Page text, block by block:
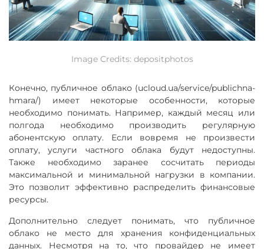
Image Credits: depositphotos
Конечно, публичное облако (ucloud.ua/service/publichna-
hmara/) имеет некоторые особенности, которые
необходимо понимать. Например, каждый месяц или
полгода необходимо производить регулярную
абонентскую оплату. Если вовремя не произвести
оплату, услуги частного облака будут недоступны.
Также необходимо заранее сосчитать периоды
максимальной и минимальной нагрузки в компании.
Это позволит эффективно распределить финансовые
ресурсы.
Дополнительно следует понимать, что публичное
облако не место для хранения конфиденциальных
данных. Несмотря на то, что провайдер не имеет